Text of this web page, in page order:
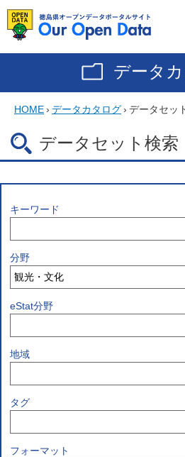
データ
HOME› データカタログ› データセッ
データセット検索
キーワード
分野
eStat分野
地域
タグ
フォーマット